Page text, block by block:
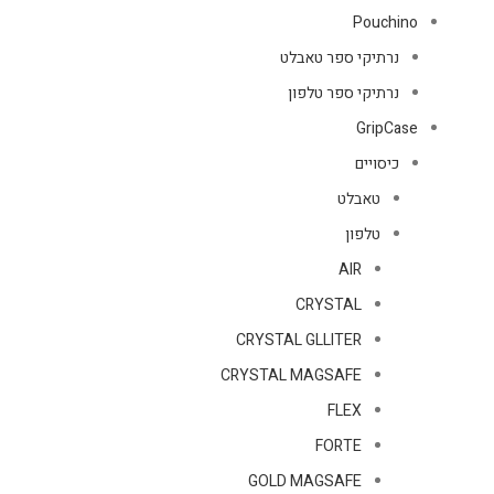
Pouchino
נרתיקי ספר טאבלט
נרתיקי ספר טלפון
GripCase
כיסויים
טאבלט
טלפון
AIR
CRYSTAL
CRYSTAL GLLITER
CRYSTAL MAGSAFE
FLEX
FORTE
GOLD MAGSAFE